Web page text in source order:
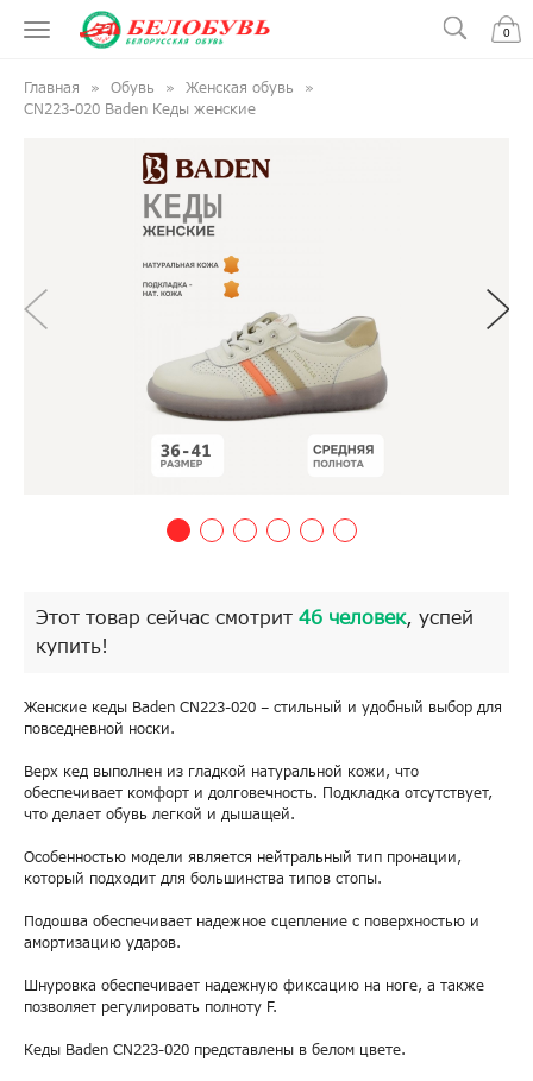
0
Главная Обувь
Женская обувь
CN223-020 Baden Кеды женские
Этот товар сейчас смотрит 46 человек, успей
купить!
Женские кеды Baden CN223-020 – стильный и удобный выбор для
повседневной носки.
Верх кед выполнен из гладкой натуральной кожи, что
обеспечивает комфорт и долговечность. Подкладка отсутствует,
что делает обувь легкой и дышащей.
Особенностью модели является нейтральный тип пронации,
который подходит для большинства типов стопы.
Подошва обеспечивает надежное сцепление с поверхностью и
амортизацию ударов.
Шнуровка обеспечивает надежную фиксацию на ноге, а также
позволяет регулировать полноту F.
Кеды Baden CN223-020 представлены в белом цвете.